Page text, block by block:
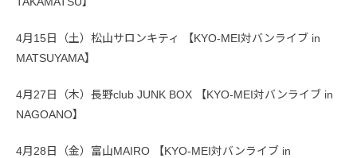
4月15日（土）松山サロンキティ 【KYO-MEI対バンライブ in
MATSUYAMA】
4月27日（木）長野club JUNK BOX 【KYO-MEI対バンライブ in
NAGOANO】
4月28日（金）富山MAIRO 【KYO-MEI対バンライブ in